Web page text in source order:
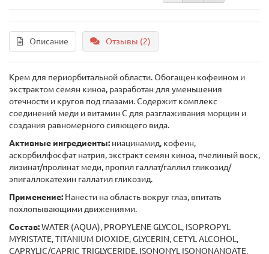
Описание Отзывы (2)
Крем для периорбитальной области. Обогащен кофеином и
экстрактом семян киноа, разработан для уменьшения
отечности и кругов под глазами. Содержит комплекс
соединений меди и витамин С для разглаживания морщин и
создания равномерного сияющего вида.
Активные ингредиенты: ниацинамид, кофеин,
аскорбилфосфат натрия, экстракт семян киноа, пчелиный воск,
лизинат/пролинат меди, пропил галлат/галлил гликозид/
эпигаллокатехин галлатил гликозид.
Применение: Нанести на область вокруг глаз, впитать
похлопывающими движениями.
Состав:WATER (AQUA), PROPYLENE GLYCOL, ISOPROPYL
MYRISTATE, TITANIUM DIOXIDE, GLYCERIN, CETYL ALCOHOL,
CAPRYLIC/CAPRIC TRIGLYCERIDE, ISONONYL ISONONANOATE,